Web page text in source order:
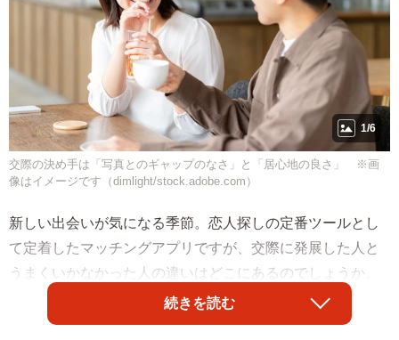
1/6
交際の決め手は「写真とのギャップのなさ」と「居心地の良さ」 ※画
像はイメージです（dimlight/stock.adobe.com）
新しい出会いが気になる季節。恋人探しの定番ツールとし
て定着したマッチングアプリですが、交際に発展した人と
うまくいかなかった人の違いはどこにあるのでしょうか。
株式会社プラスエイト（東京都新宿区）が実施した「マッ
チングアプリにおける恋愛の成功・失敗と第一印象」に関
続きを読む